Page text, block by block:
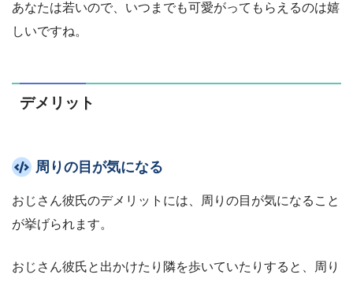
あなたは若いので、いつまでも可愛がってもらえるのは嬉
しいですね。
デメリット
周りの目が気になる
おじさん彼氏のデメリットには、周りの目が気になること
が挙げられます。
おじさん彼氏と出かけたり隣を歩いていたりすると、周り